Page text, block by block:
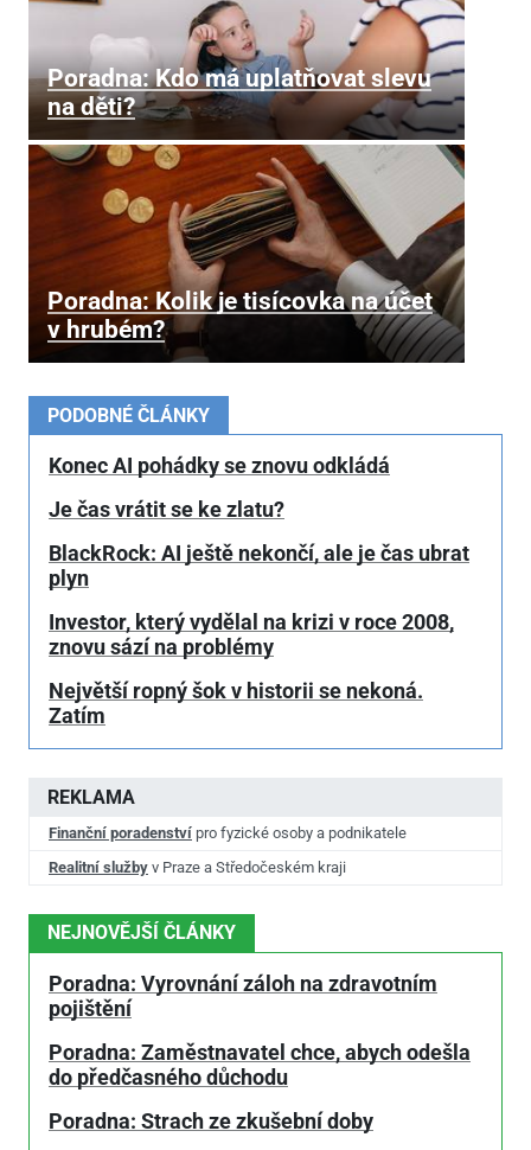
Poradna: Kdo má uplatňovat slevu
na děti?
Poradna: Kolik je tisícovka na účet
v hrubém?
REKLAMA
Finanční poradenství pro fyzické osoby a podnikatele
Realitní služby v Praze a Středočeském kraji
NEJNOVĚJŠÍ ČLÁNKY
Poradna: Vyrovnání záloh na zdravotním
pojištění
Poradna: Zaměstnavatel chce, abych odešla
do předčasného důchodu
Poradna: Strach ze zkušební doby
PODOBNÉ ČLÁNKY
Konec AI pohádky se znovu odkládá
Je čas vrátit se ke zlatu?
BlackRock: AI ještě nekončí, ale je čas ubrat
plyn
Investor, který vydělal na krizi v roce 2008,
znovu sází na problémy
Největší ropný šok v historii se nekoná.
Zatím